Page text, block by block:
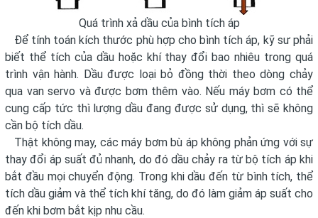
Quá trình xả dầu của bình tích áp
Để tính toán kích thước phù hợp cho bình tích áp, kỹ sư phải
biết thể tích của dầu hoặc khí thay đổi bao nhiêu trong quá
trình vận hành. Dầu được loại bỏ đồng thời theo dòng chảy
qua van servo và được bơm thêm vào. Nếu máy bơm có thể
cung cấp tức thì lượng dầu đang được sử dụng, thì sẽ không
cần bộ tích dầu.
Thật không may, các máy bơm bù áp không phản ứng với sự
thay đổi áp suất đủ nhanh, do đó dầu chảy ra từ bộ tích áp khi
bắt đầu mọi chuyển động. Trong khi dầu đến từ bình tích, thể
tích dầu giảm và thể tích khí tăng, do đó làm giảm áp suất cho
đến khi bơm bắt kịp nhu cầu.